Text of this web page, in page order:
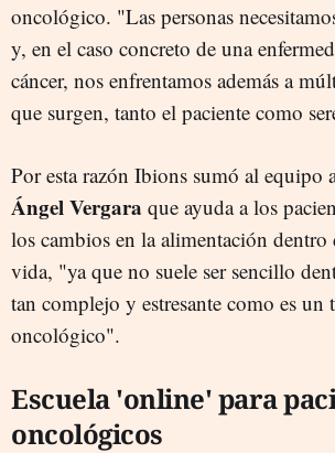
oncológico. "Las personas
y, en el caso concreto de una
cáncer, nos enfrentamos además a
que surgen, tanto el paciente como
Por esta razón Ibions sumó al equipo
Ángel Vergara que ayuda a los
los cambios en la alimentación dentro
vida, "ya que no suele ser sencillo
tan complejo y estresante como es un
oncológico".
Escuela 'online' para
oncológicos